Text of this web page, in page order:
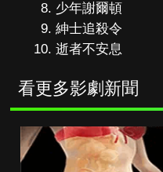
少年謝爾頓
紳士追殺令
逝者不安息
看更多影劇新聞